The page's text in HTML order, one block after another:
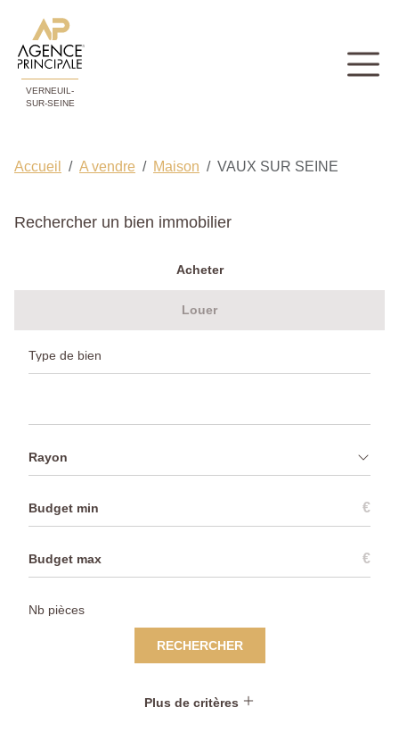
VERNEUIL-
SUR-SEINE
Accueil A vendre Maison VAUX SUR SEINE
Rechercher un bien immobilier
Acheter
Louer
Rayon
€
€
RECHERCHER
Plus de critères